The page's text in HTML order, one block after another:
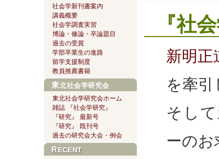
『社
新明正
を牽
そし
ーのお
社会学新刊書案内
講義概要
社会学調査実習
博論・修論・卒論題目
過去の受賞
学部卒業生の進路
留学支援制度
教員推薦書籍
東北社会学研究会
東北社会学研究会ホーム
雑誌 『社会学研究』
『研究』 最新号
『研究』 既刊号
過去の研究会大会・例会
RECENT